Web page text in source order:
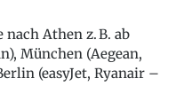
Athen z. B. ab
München (Aegean,
(easyJet, Ryanair –